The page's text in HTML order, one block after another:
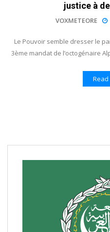
justice à
VOXMETEORE
Le Pouvoir semble dresser le
3ème mandat de l’octogénaire